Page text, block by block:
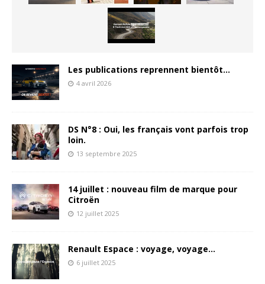
Les publications reprennent bientôt…
4 avril 2026
DS N°8 : Oui, les français vont parfois trop
loin.
13 septembre 2025
14 juillet : nouveau film de marque pour
Citroën
12 juillet 2025
Renault Espace : voyage, voyage…
6 juillet 2025